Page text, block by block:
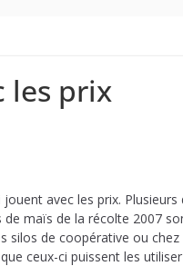
avec le chanvre
les prix
jouent avec les prix. Plusieurs
de maïs de la récolte 2007
silos de coopérative ou chez
ceux-ci puissent les